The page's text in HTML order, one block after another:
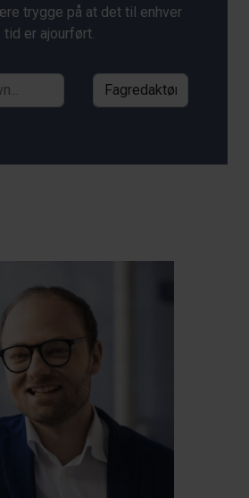
trygge på at det til enhver
tid er ajourført.